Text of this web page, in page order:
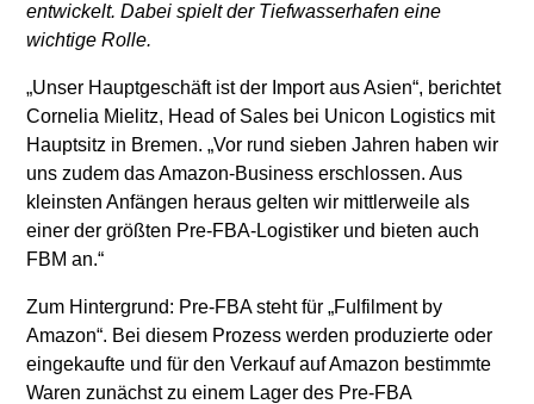
entwickelt. Dabei spielt der Tiefwasserhafen eine
wichtige Rolle.
„Unser Hauptgeschäft ist der Import aus Asien“, berichtet
Cornelia Mielitz, Head of Sales bei Unicon Logistics mit
Hauptsitz in Bremen. „Vor rund sieben Jahren haben wir
uns zudem das Amazon-Business erschlossen. Aus
kleinsten Anfängen heraus gelten wir mittlerweile als
einer der größten Pre-FBA-Logistiker und bieten auch
FBM an.“
Zum Hintergrund: Pre-FBA steht für „Fulfilment by
Amazon“. Bei diesem Prozess werden produzierte oder
eingekaufte und für den Verkauf auf Amazon bestimmte
Waren zunächst zu einem Lager des Pre-FBA